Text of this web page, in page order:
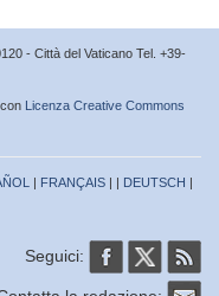
- Città del Vaticano Tel. +39-
Licenza Creative Commons
| FRANÇAIS | | DEUTSCH |
Seguici: